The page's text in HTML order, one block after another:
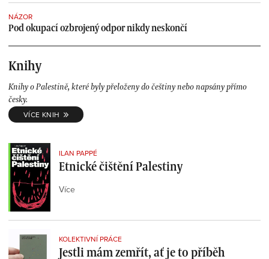
NÁZOR
Pod okupací ozbrojený odpor nikdy neskončí
Knihy
Knihy o Palestině, které byly přeloženy do češtiny nebo napsány přímo
česky.
VÍCE KNIH
ILAN PAPPÉ
Etnické čištění Palestiny
Více
KOLEKTIVNÍ PRÁCE
Jestli mám zemřít, ať je to příběh